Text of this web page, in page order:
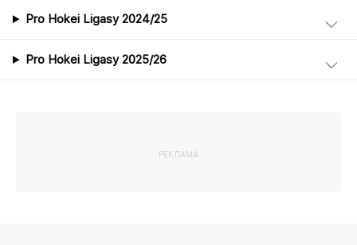
Pro Hokei Ligasy 2024/25
Pro Hokei Ligasy 2025/26
РЕКЛАМА